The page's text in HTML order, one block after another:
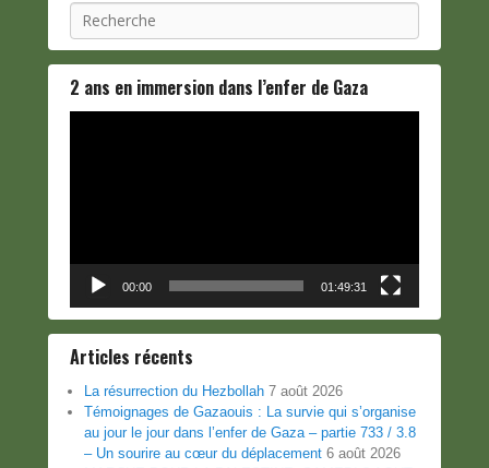
Recherche
2 ans en immersion dans l’enfer de Gaza
00:00 01:49:31
Articles récents
La résurrection du Hezbollah 7 août 2026
Témoignages de Gazaouis : La survie qui s’organise
au jour le jour dans l’enfer de Gaza – partie 733 / 3.8
– Un sourire au cœur du déplacement 6 août 2026